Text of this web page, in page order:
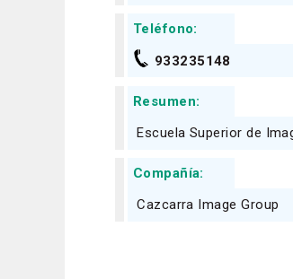
Teléfono:
933235148
Resumen:
Escuela Superior de
Compañía:
Cazcarra Image Group